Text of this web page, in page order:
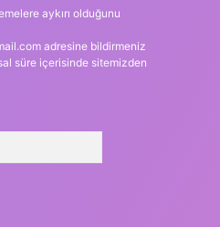
aykırı olduğunu
adresine bildirmeniz
süre içerisinde sitemizden